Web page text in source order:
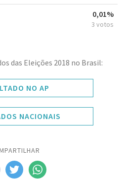
0,01%
3 votos
das Eleições 2018 no Brasil:
NO AP
NACIONAIS